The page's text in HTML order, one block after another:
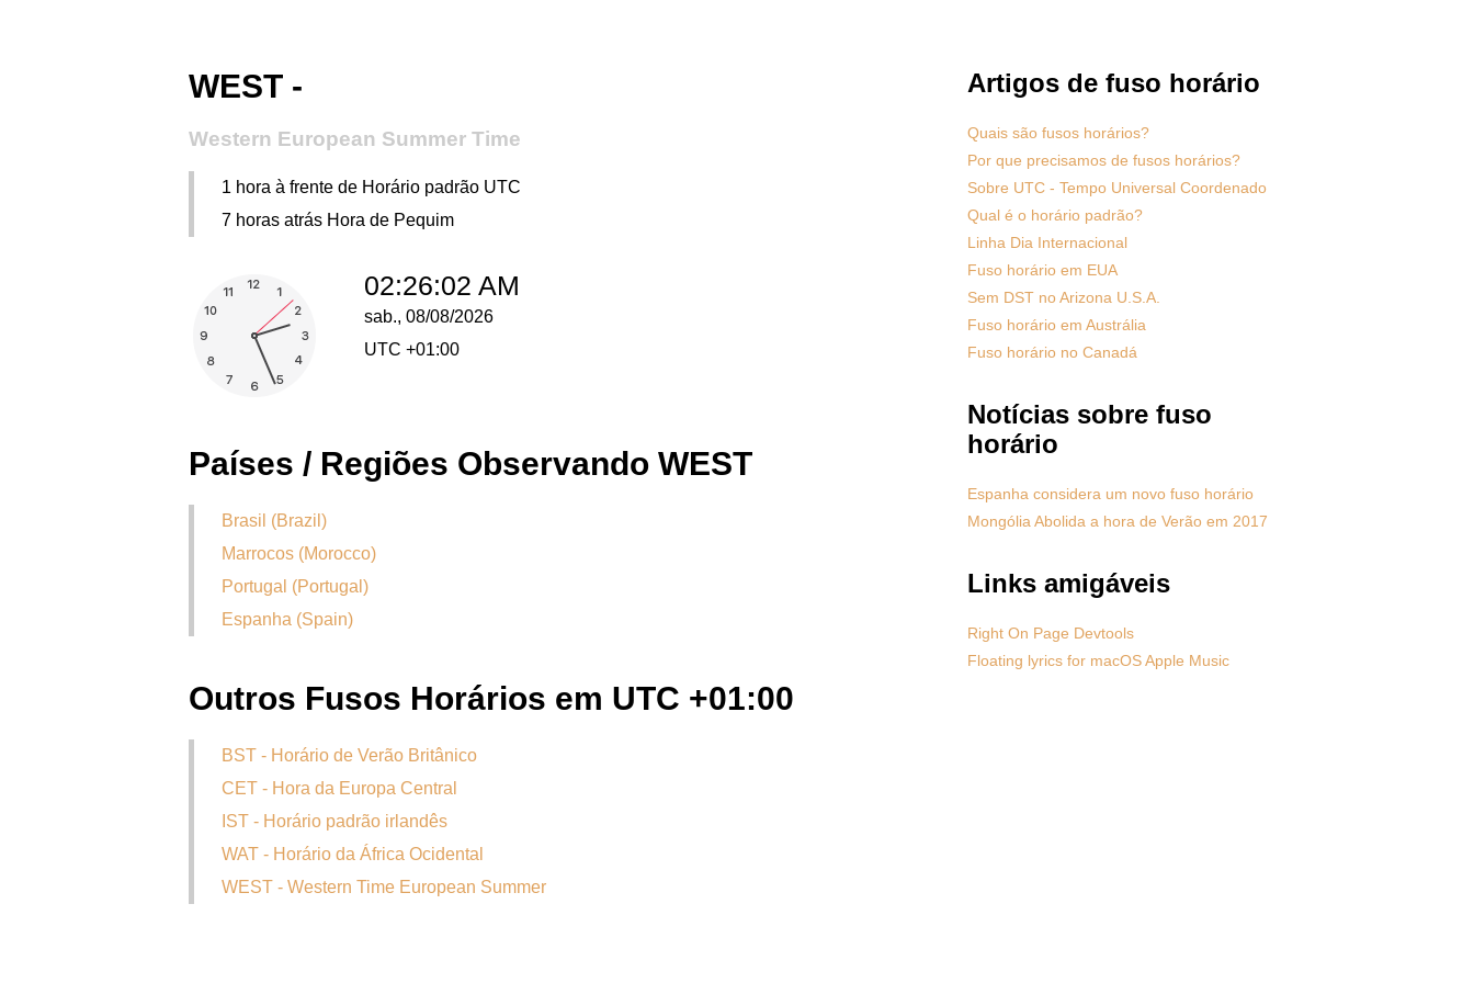
WEST -
Western European Summer Time
1 hora à frente de Horário padrão UTC
7 horas atrás Hora de Pequim
02:26:02 AM
sab., 08/08/2026
UTC +01:00
Países / Regiões Observando WEST
Brasil (Brazil)
Marrocos (Morocco)
Portugal (Portugal)
Espanha (Spain)
Outros Fusos Horários em UTC +01:00
BST - Horário de Verão Britânico
CET - Hora da Europa Central
IST - Horário padrão irlandês
WAT - Horário da África Ocidental
WEST - Western Time European Summer
Artigos de fuso horário
Quais são fusos horários?
Por que precisamos de fusos horários?
Sobre UTC - Tempo Universal Coordenado
Qual é o horário padrão?
Linha Dia Internacional
Fuso horário em EUA
Sem DST no Arizona U.S.A.
Fuso horário em Austrália
Fuso horário no Canadá
Notícias sobre fuso
horário
Espanha considera um novo fuso horário
Mongólia Abolida a hora de Verão em 2017
Links amigáveis
Right On Page Devtools
Floating lyrics for macOS Apple Music